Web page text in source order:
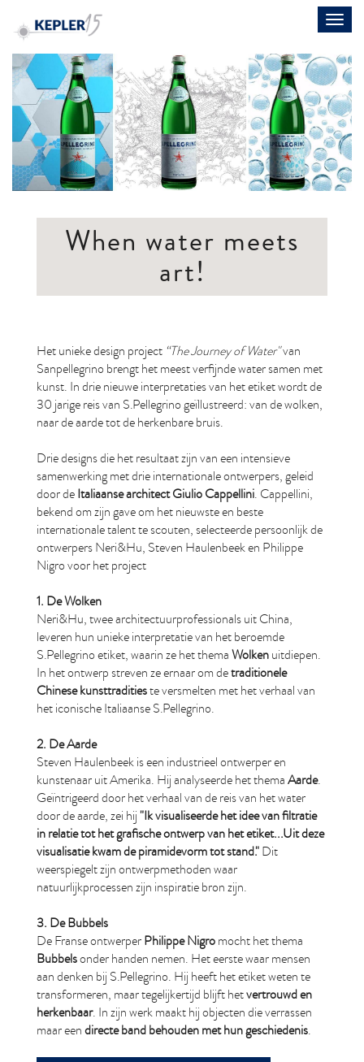
When water meets
art!
Het unieke design project “The Journey of Water"van
Sanpellegrino brengt het meest verfijnde water samen met
kunst. In drie nieuwe interpretaties van het etiket wordt de
30 jarige reis van S.Pellegrino geïllustreerd: van de wolken,
naar de aarde tot de herkenbare bruis.
Drie designs die het resultaat zijn van een intensieve
samenwerking met drie internationale ontwerpers, geleid
door deItaliaanse architect Giulio Cappellini. Cappellini,
bekend om zijn gave om het nieuwste en beste
internationale talent te scouten, selecteerde persoonlijk de
ontwerpers Neri&Hu, Steven Haulenbeek en Philippe
Nigro voor het project
1. De Wolken
Neri&Hu, twee architectuurprofessionals uit China,
leveren hun unieke interpretatie van het beroemde
S.Pellegrino etiket, waarin ze het themaWolkenuitdiepen.
In het ontwerp streven ze ernaar om detraditionele
Chinese kunsttraditieste versmelten met het verhaal van
het iconische Italiaanse S.Pellegrino.
2. De Aarde
Steven Haulenbeek is een industrieel ontwerper en
kunstenaar uit Amerika. Hij analyseerde het themaAarde.
Geïntrigeerd door het verhaal van de reis van het water
door de aarde, zei hij "Ik visualiseerde het idee van filtratie
in relatie tot het grafische ontwerp van het etiket...Uit deze
visualisatie kwam de piramidevorm tot stand."Dit
weerspiegelt zijn ontwerpmethoden waar
natuurlijkprocessen zijn inspiratie bron zijn.
3. De Bubbels
De Franse ontwerperPhilippe Nigromocht het thema
Bubbelsonder handen nemen. Het eerste waar mensen
aan denken bij S.Pellegrino. Hij heeft het etiket weten te
transformeren, maar tegelijkertijd blijft hetvertrouwd en
herkenbaar. In zijn werk maakt hij objecten die verrassen
maar eendirecte band behouden met hun geschiedenis.